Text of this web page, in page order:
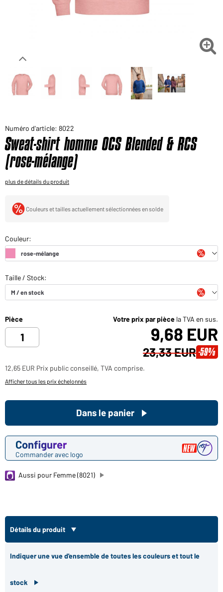
Voudriez-vous acheter des produits pour votre besoin

Numéro d'article: 8022
Sweat-shirt homme OCS Blended & RCS
(rose-mélange)
plus de détails du produit
Couleurs et tailles actuellement sélectionnées en solde
Pièce Votre prix par pièce la TVA en sus.
9,68 EUR
23,33 EUR -59%
12,65 EUR Prix public conseillé, TVA comprise.
Afficher tous les prix échelonnés
Configurer
Commander avec logo
Dans le panier
Aussi pour Femme (8021)
Détails du produit
Indiquer une vue d'ensemble de toutes les couleurs et tout le
stock